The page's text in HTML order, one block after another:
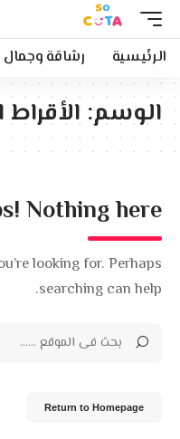
الرئيسية رشاقة وجمال
الوسم:
Nothing here
looking for. Perhaps
searching can help.
Return to Homepage